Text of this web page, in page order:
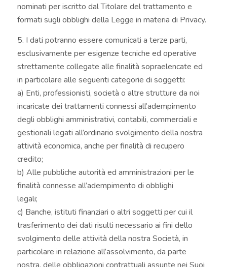
nominati per iscritto dal Titolare del trattamento e
formati sugli obblighi della Legge in materia di Privacy.
5. I dati potranno essere comunicati a terze parti,
esclusivamente per esigenze tecniche ed operative
strettamente collegate alle finalità sopraelencate ed
in particolare alle seguenti categorie di soggetti:
a) Enti, professionisti, società o altre strutture da noi
incaricate dei trattamenti connessi all’adempimento
degli obblighi amministrativi, contabili, commerciali e
gestionali legati all’ordinario svolgimento della nostra
attività economica, anche per finalità di recupero
credito;
b) Alle pubbliche autorità ed amministrazioni per le
finalità connesse all’adempimento di obblighi
legali;
c) Banche, istituti finanziari o altri soggetti per cui il
trasferimento dei dati risulti necessario ai fini dello
svolgimento delle attività della nostra Società, in
particolare in relazione all’assolvimento, da parte